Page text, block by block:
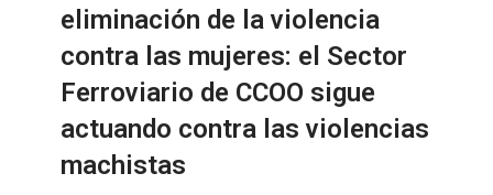
eliminación de la violencia
contra las mujeres: el Sector
Ferroviario de CCOO sigue
actuando contra las violencias
machistas